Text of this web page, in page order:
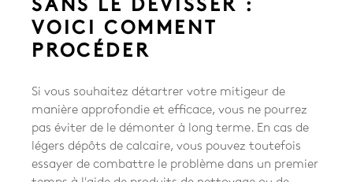
SANS LE DÉVISSER :
VOICI COMMENT
PROCÉDER
Si vous souhaitez détartrer votre mitigeur de
manière approfondie et efficace, vous ne pourrez
pas éviter de le démonter à long terme. En cas de
légers dépôts de calcaire, vous pouvez toutefois
essayer de combattre le problème dans un premier